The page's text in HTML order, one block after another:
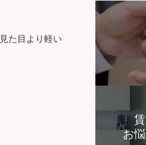
た目より軽い
お